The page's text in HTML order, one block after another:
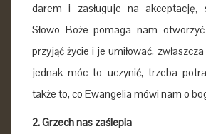
darem i zasługuje na akceptację,
Słowo Boże pomaga nam
przyjąć życie i je umiłować,
jednak móc to uczynić, trzeba
także to, co Ewangelia mówi nam o
2. Grzech nas zaślepia